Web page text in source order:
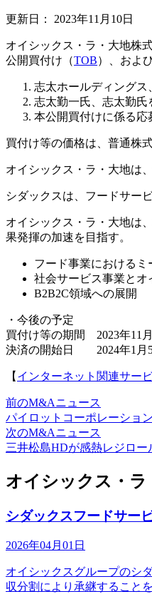
更新日： 2023年11月10日
オイシックス・ラ・大地株
公開買付け（TOB）、およ
志太ホールディングス
志太勤一氏、志太勤氏
本公開買付けに係る応
買付け等の価格は、普通株
オイシックス・ラ・大地は
シダックスは、フードサー
オイシックス・ラ・大地は
果発揮の加速を目指す。
フード事業における
社会サービス事業とオ
B2B2C領域への展開
・今後の予定
買付け等の期間 2023年11月
決済の開始日 2024年1月5
【 インターネット関連サー
前のM&Aニュース
パイロットコーポレーショ
次のM&Aニュース
三井松島HDが感熱レジロ
オイシックス・
シダックスフードサー
2026年04月01日
オイシックスグループのシ
収分割により承継すること